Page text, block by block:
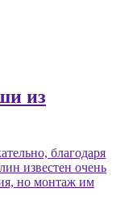
из
благодаря
известен очень
но монтаж им